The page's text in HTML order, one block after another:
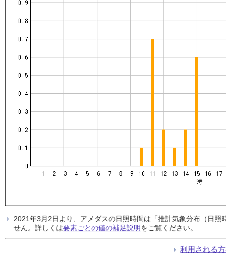
2021年3月2日より、アメダスの日照時間は「推計気象分布（日
せん。詳しくは要素ごとの値の補足説明をご覧ください。
利用される